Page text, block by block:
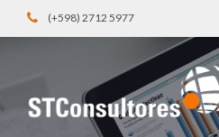
(+598) 2712 5977